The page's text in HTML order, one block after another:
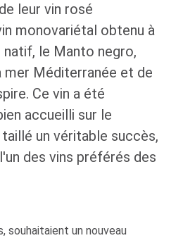
leur vin rosé
monovariétal obtenu à
le Manto negro,
mer Méditerranée et de
Ce vin a été
accueilli sur le
un véritable succès,
des vins préférés des
souhaitaient un nouveau